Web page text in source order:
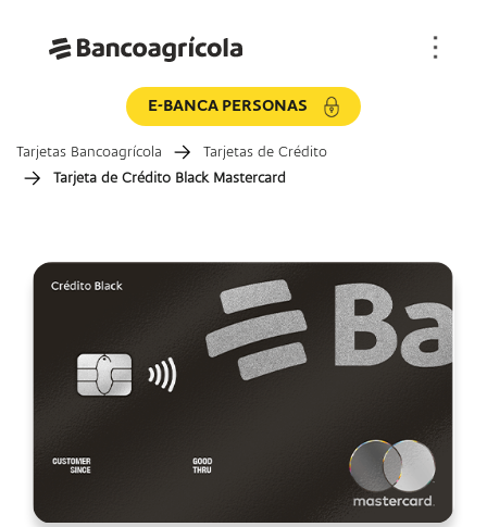
E-BANCA PERSONAS
Tarjetas Bancoagrícola
Tarjetas de Crédito
Tarjeta de Crédito Black Mastercard